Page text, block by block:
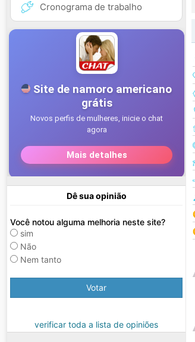
Cronograma de trabalho
Dê sua opinião
Você notou alguma melhoria neste site?
sim
Não
Nem tanto
Votar
verificar toda a lista de opiniões